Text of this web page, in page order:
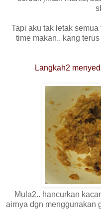
Tapi aku tak letak
time makan.. kang
Langkah2
Mula2.. hancurkan
airnya dgn menggunakan